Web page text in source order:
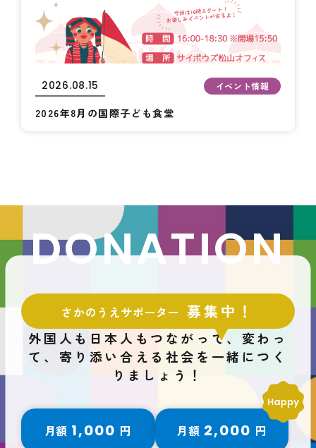
2026.08.15 イベント情報
2026年8月の国際子ども食堂
DONATION
さかのうえサポーター 募集中！
外国人も日本人もつながって、変わっ
て、 寄り添い合える社会を一緒につく
りましょう！
月額 1,000 円 月額 2,000 円